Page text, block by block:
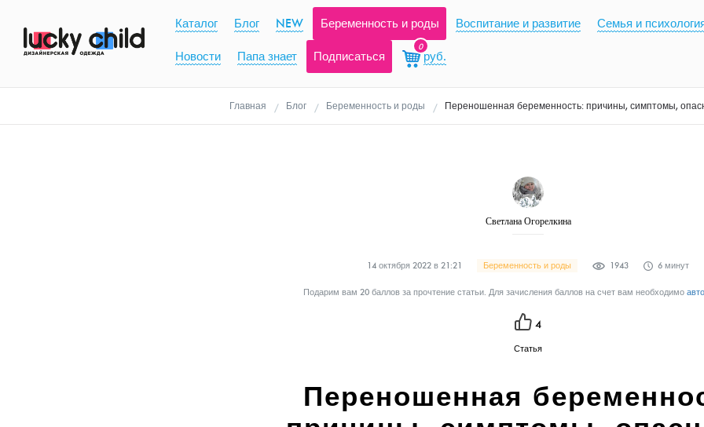
Каталог Блог NEW Беременность и роды Воспитание и развитие Семья и
Новости Папа знает Подписаться
0
руб.
Главная Блог Беременность и роды Переношенная беременность: причины, симптомы,
Светлана Огорелкина
14 октября 2022 в 21:21 Беременность и роды 1943 6 минут
Подарим вам 20 баллов за прочтение статьи. Для зачисления баллов на счет вам необходимо
4
Статья
Переношенная